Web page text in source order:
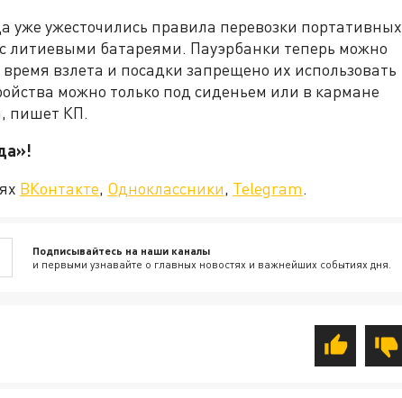
уже ужесточились правила перевозки портативных
литиевыми батареями. Пауэрбанки теперь можно
время взлета и посадки запрещено их использовать
можно только под сиденьем или в кармане
пишет КП.
ВКонтакте, Одноклассники, Telegram.
Подписывайтесь на наши каналы
и первыми узнавайте о главных новостях и важнейших событиях дня.